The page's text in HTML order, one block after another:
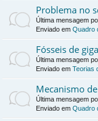
Problema no
Última mensagem
Enviado em Quadro
Fósseis de
Última mensagem
Enviado em Teorias
Mecanismo
Última mensagem
Enviado em Quadro